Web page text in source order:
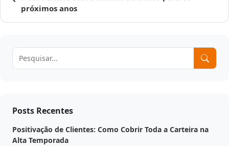
próximos anos
Posts Recentes
Positivação de Clientes: Como Cobrir Toda a Carteira na
Alta Temporada